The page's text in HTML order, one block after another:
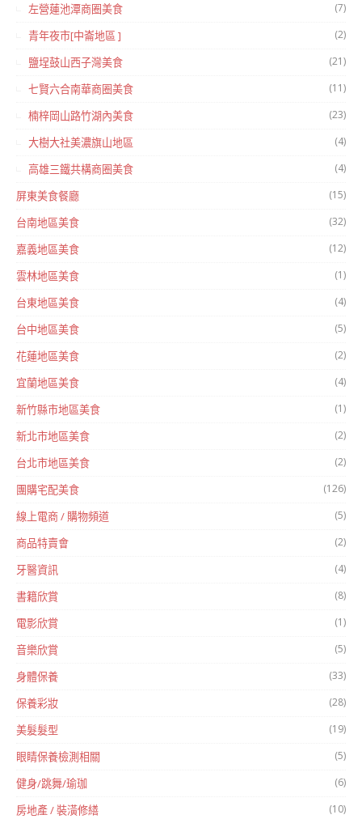
左營蓮池潭商圈美食 (7)
青年夜市[中崙地區 ] (2)
鹽埕鼓山西子灣美食 (21)
七賢六合南華商圈美食 (11)
楠梓岡山路竹湖內美食 (23)
大樹大社美濃旗山地區 (4)
高雄三鐵共構商圈美食 (4)
屏東美食餐廳 (15)
台南地區美食 (32)
嘉義地區美食 (12)
雲林地區美食 (1)
台東地區美食 (4)
台中地區美食 (5)
花蓮地區美食 (2)
宜蘭地區美食 (4)
新竹縣市地區美食 (1)
新北市地區美食 (2)
台北市地區美食 (2)
團購宅配美食 (126)
線上電商 / 購物頻道 (5)
商品特賣會 (2)
牙醫資訊 (4)
書籍欣賞 (8)
電影欣賞 (1)
音樂欣賞 (5)
身體保養 (33)
保養彩妝 (28)
美髮髮型 (19)
眼睛保養檢測相關 (5)
健身/跳舞/瑜珈 (6)
房地產 / 裝潢修繕 (10)